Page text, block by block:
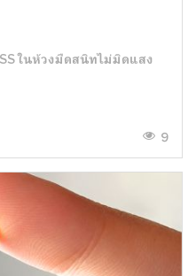
ในห้วงมืดสนิทไม่มิดแสง
9